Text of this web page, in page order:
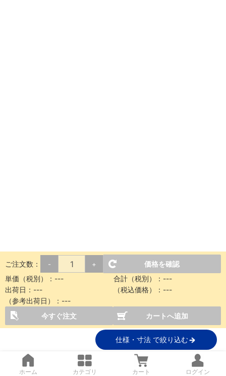
ご注文数： - +
価格を確認
単価（税別）： --- 合計（税別）： ---
出荷日： --- （税込価格）： ---
（参考出荷日）： ---
今すぐ注文
カートへ追加
仕様・寸法 で絞り込む
ホーム カテゴリ カート ログイン